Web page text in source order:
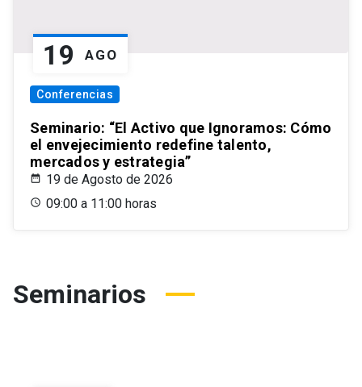
19 AGO
Conferencias
Seminario: “El Activo que Ignoramos: Cómo
el envejecimiento redefine talento,
mercados y estrategia”
19 de Agosto de 2026
09:00 a 11:00 horas
Seminarios